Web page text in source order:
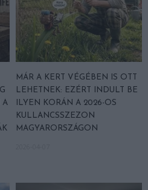
A
MÁR A KERT VÉGÉBEN IS OTT
LEHETNEK: EZÉRT INDULT BE
ILYEN KORÁN A 2026-OS
KULLANCSSZEZON
MAGYARORSZÁGON